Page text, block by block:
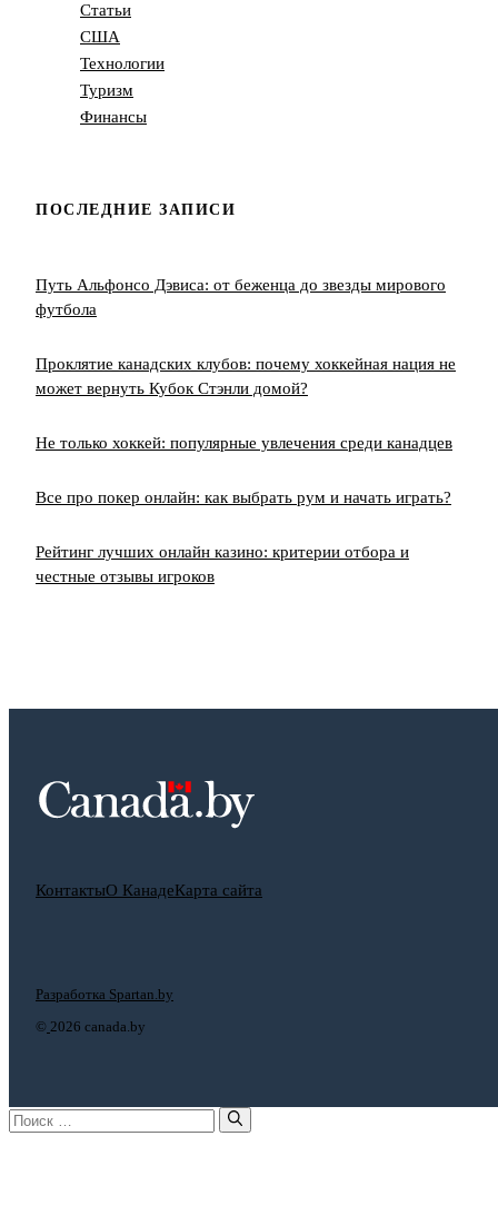
Статьи
США
Технологии
Туризм
Финансы
ПОСЛЕДНИЕ ЗАПИСИ
Путь Альфонсо Дэвиса: от беженца до звезды мирового
футбола
Проклятие канадских клубов: почему хоккейная нация не
может вернуть Кубок Стэнли домой?
Не только хоккей: популярные увлечения среди канадцев
Все про покер онлайн: как выбрать рум и начать играть?
Рейтинг лучших онлайн казино: критерии отбора и
честные отзывы игроков
КонтактыО КанадеКарта сайта
© 2026 canada.by
Разработка Spartan.by
Поиск: